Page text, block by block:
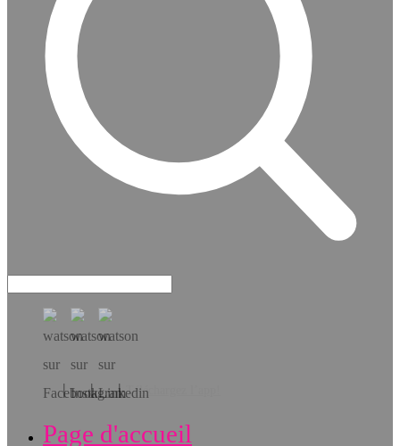
Téléchargez l’app!
Page d'accueil